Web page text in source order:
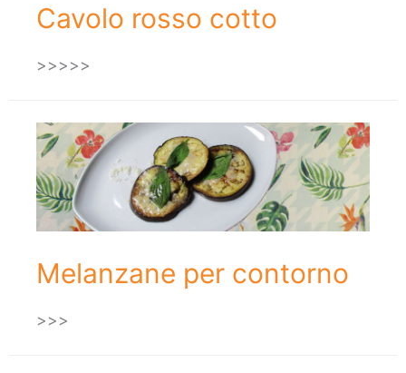
Cavolo rosso cotto
>>>>>
Melanzane per contorno
>>>